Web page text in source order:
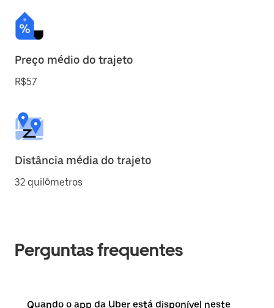
Preço médio do trajeto
R$57
Distância média do trajeto
32 quilômetros
Perguntas frequentes
Quando o app da Uber está disponível neste